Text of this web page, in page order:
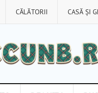
CĂLĂTORII CASĂ ȘI